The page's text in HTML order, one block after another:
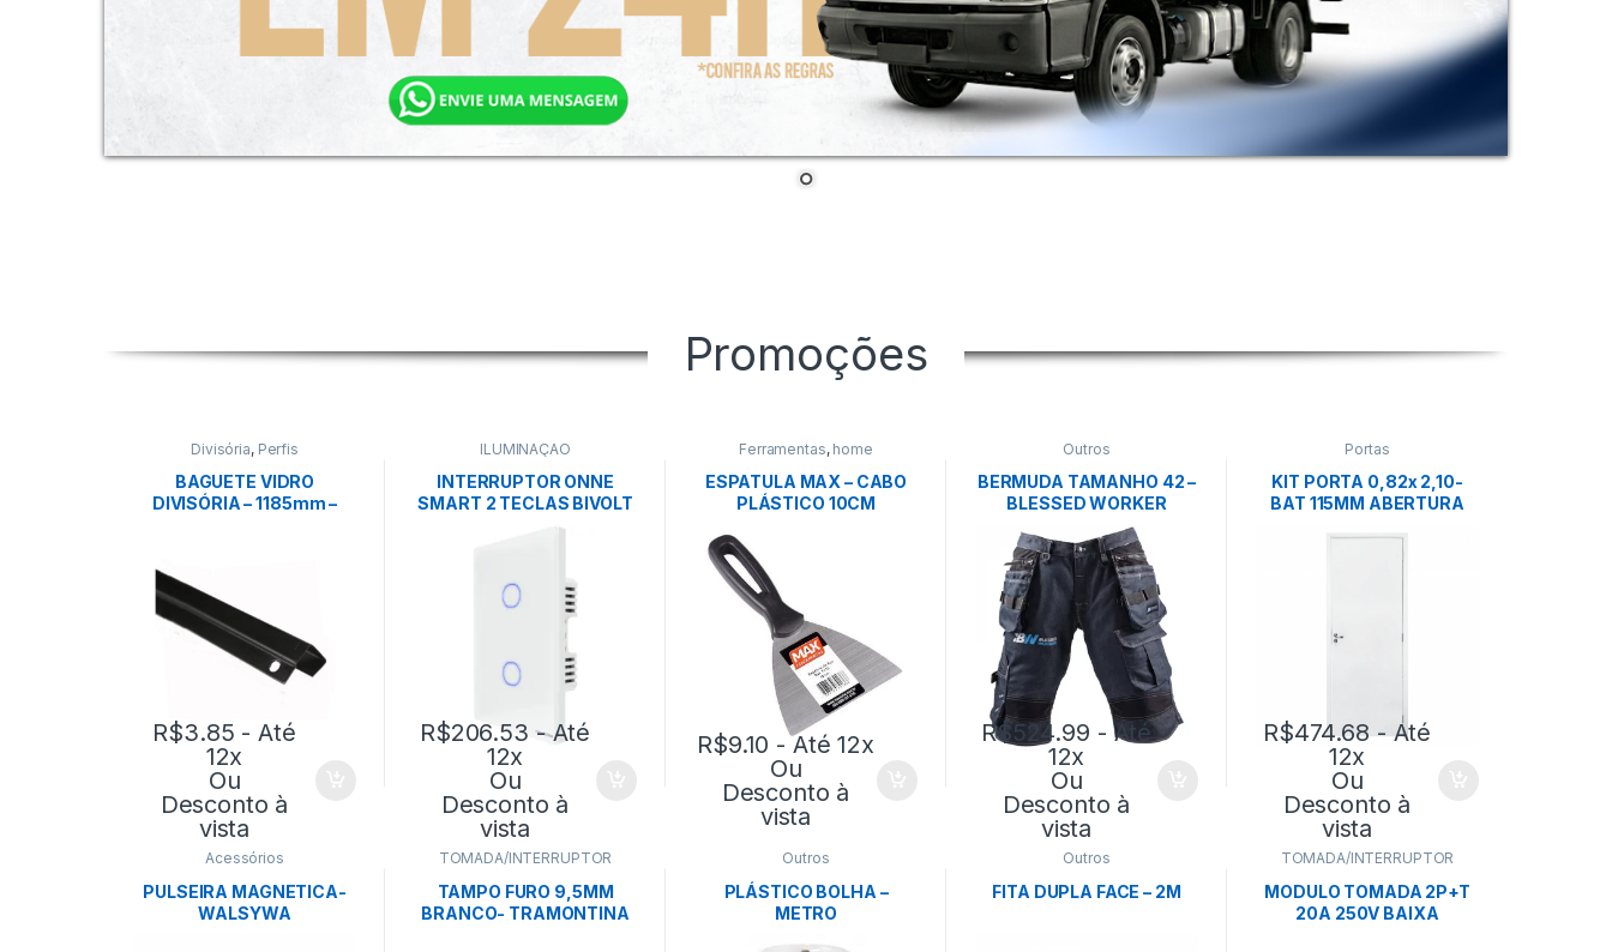
Promoções
Divisória, Perfis
BAGUETE VIDRO
DIVISÓRIA – 1185mm –
R$3.85 - Até
12x
Ou
Desconto à
vista
ILUMINAÇÃO
INTERRUPTOR ONNE
SMART 2 TECLAS BIVOLT
10A BRANCO –
R$206.53- Até
12x
Ou
Desconto à
vista
Ferramentas, home
ESPATULA MAX – CABO
PLÁSTICO 10CM
R$9.10 - Até 12x
Ou
Desconto à
vista
Outros
BERMUDA TAMANHO 42 –
BLESSED WORKER
R$524.99 - Até
12x
Ou
Desconto à
vista
Portas
KIT PORTA 0,82x 2,10-
BAT 115MM ABERTURA
R$474.68- Até
12x
Ou
Desconto à
vista
Acessórios
PULSEIRA MAGNETICA-
WALSYWA
TOMADA/INTERRUPTOR
TAMPO FURO 9,5MM
BRANCO- TRAMONTINA
Outros
PLÁSTICO BOLHA –
METRO
Outros
FITA DUPLA FACE – 2M
TOMADA/INTERRUPTOR
MODULO TOMADA 2P+T
20A 250V BAIXA